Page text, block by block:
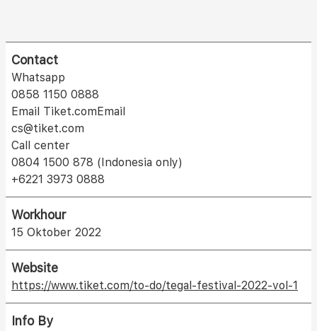
Contact
Whatsapp
0858 1150 0888
Email Tiket.comEmail
cs@tiket.com
Call center
0804 1500 878 (Indonesia only)
+6221 3973 0888
Workhour
15 Oktober 2022
Website
https://www.tiket.com/to-do/tegal-festival-2022-vol-1
Info By